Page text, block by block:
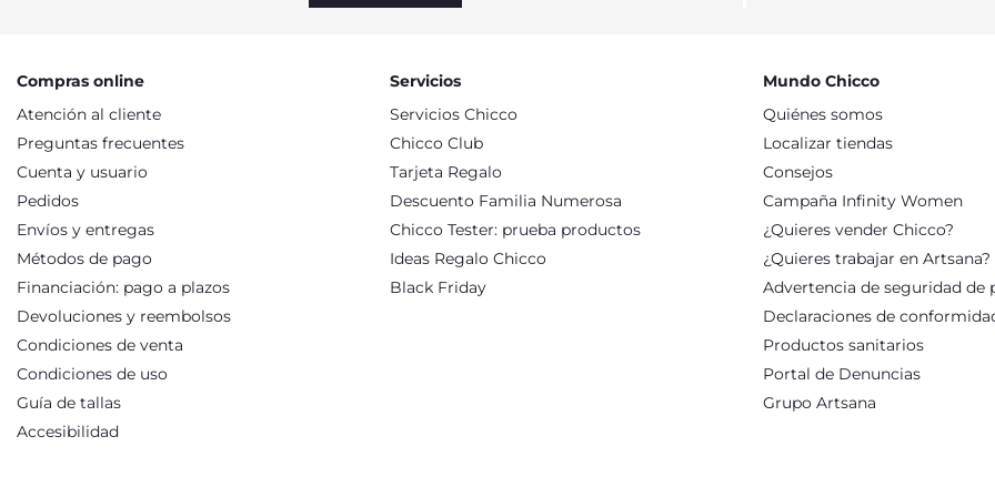
al niño a relajarse y conciliar el sueño. Para proteger al bebé de los insectos en las noches de verano, es posible instalar una
cierre de seguridad, las cunas y moisés de viaje permiten utilizarlas tranquilamente en cualquier momento, incluso en
comodidad, relajación y descanso: accesorios diseñados para ofrecer al bebé el espacio más adecuado para dormir, y
Compras online
Atención al cliente
Preguntas frecuentes
Cuenta y usuario
Pedidos
Envíos y entregas
Métodos de pago
Financiación: pago a plazos
Devoluciones y reembolsos
Condiciones de venta
Condiciones de uso
Guía de tallas
Accesibilidad
Servicios
Servicios Chicco
Chicco Club
Tarjeta Regalo
Descuento Familia Numerosa
Chicco Tester: prueba productos
Ideas Regalo Chicco
Black Friday
Mundo Chicco
Quiénes somos
Localizar tiendas
Consejos
Campaña Infinity Women
¿Quieres vender Chicco?
¿Quieres trabajar en Artsana?
Advertencia de seguridad de
Declaraciones de
Productos sanitarios
Portal de Denuncias
Grupo Artsana